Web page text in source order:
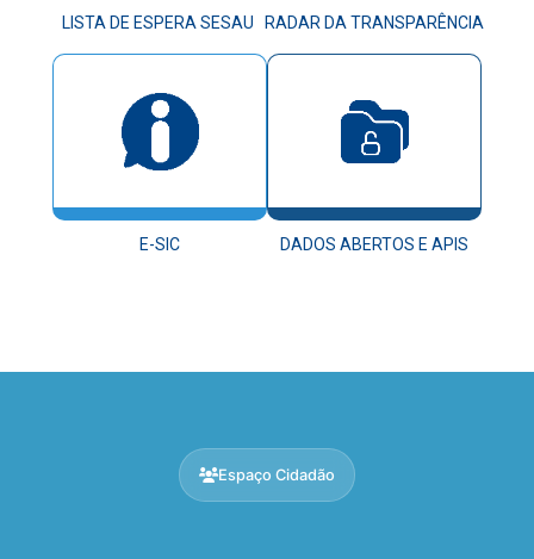
LISTA DE ESPERA SESAU RADAR DA TRANSPARÊNCIA
E-SIC DADOS ABERTOS E APIS
Espaço Cidadão